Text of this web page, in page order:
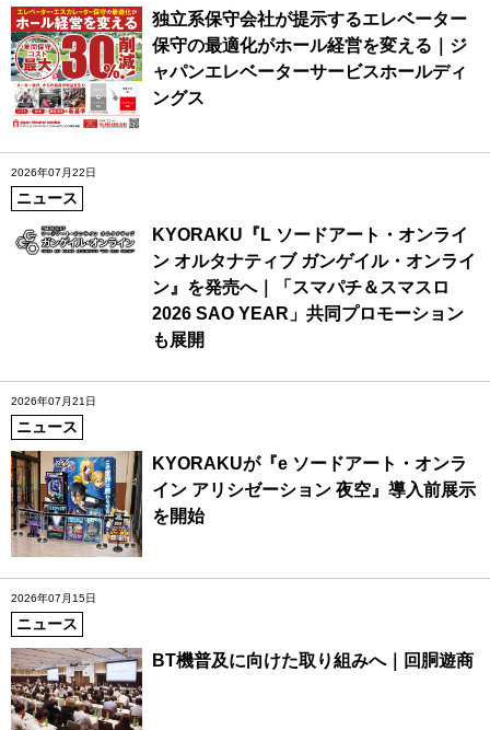
独立系保守会社が提示するエレベーター
保守の最適化がホール経営を変える｜ジ
ャパンエレベーターサービスホールディ
ングス
2026年07月22日
ニュース
KYORAKU『L ソードアート・オンライ
ン オルタナティブ ガンゲイル・オンライ
ン』を発売へ｜「スマパチ＆スマスロ
2026 SAO YEAR」共同プロモーション
も展開
2026年07月21日
ニュース
KYORAKUが『e ソードアート・オンラ
イン アリシゼーション 夜空』導入前展示
を開始
2026年07月15日
ニュース
BT機普及に向けた取り組みへ｜回胴遊商